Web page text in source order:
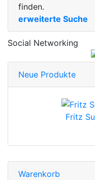
finden.
erweiterte Suche
Social Networking
Neue Produkte
Fritz
Warenkorb